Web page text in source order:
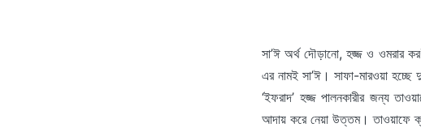
সা’ঈ অর্থ দৌড়ানো, হজ্জ ও ওমরার
এর নামই সা’ঈ। সাফা-মারওয়া হচ্ছে
‘ইফরাদ’ হজ্জ পালনকারীর জন্য
আদায় করে নেয়া উত্তম। তাওয়াফে